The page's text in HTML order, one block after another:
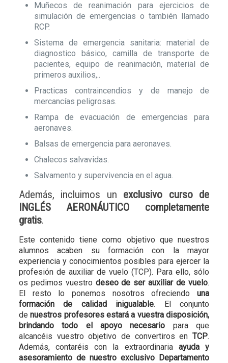
Muñecos de reanimación para ejercicios de
simulación de emergencias o también llamado
RCP.
Sistema de emergencia sanitaria: material de
diagnostico básico, camilla de transporte de
pacientes, equipo de reanimación, material de
primeros auxilios,..
Practicas contraincendios y de manejo de
mercancías peligrosas.
Rampa de evacuación de emergencias para
aeronaves.
Balsas de emergencia para aeronaves.
Chalecos salvavidas.
Salvamento y supervivencia en el agua.
Además, incluimos un exclusivo curso de
INGLÉS AERONÁUTICO completamente
gratis.
Este contenido tiene como objetivo que nuestros
alumnos acaben su formación con la mayor
experiencia y conocimientos posibles para ejercer la
profesión de auxiliar de vuelo (TCP). Para ello, sólo
os pedimos vuestro deseo de ser auxiliar de vuelo.
El resto lo ponemos nosotros ofreciendouna
formación de calidad inigualable. El conjunto
denuestros profesores estará a vuestra disposición,
brindando todo el apoyo necesario para que
alcancéis vuestro objetivo de convertiros enTCP.
Además, contaréis con la extraordinaria ayuda y
asesoramiento de nuestro exclusivo Departamento